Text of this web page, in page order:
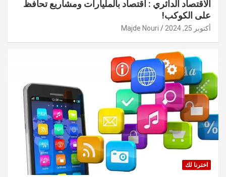
الاقتصاد الدائري : اقتصاد بالمليارات ومشاريع تحافظ
على الكوكب!
أكتوبر 25, 2024 Majde Nouri
اخترنا لك